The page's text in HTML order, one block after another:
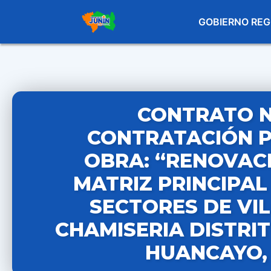
GOBIERNO
CONTRATO
CONTRATACIÓN
OBRA:
MATRIZ
SECTORES DE
CHAMISERIA